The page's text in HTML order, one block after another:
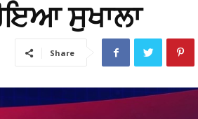
ਸੁਖਾਲਾ
Share